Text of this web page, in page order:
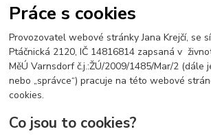
Práce s cookies
Provozovatel webové stránky Jana Krejčí, se
Ptáčnická 2120, IČ 14816814 zapsaná v
MěÚ Varnsdorf č.j.:ŽÚ/2009/1485/Mar/2 (dále
nebo „správce“) pracuje na této webové
cookies.
Co jsou to cookies?